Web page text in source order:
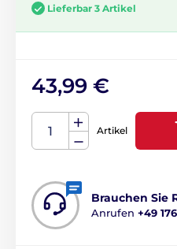
Lieferbar 3 Artikel
43,99 €
Artikel
Brauchen Sie
Anrufen +49